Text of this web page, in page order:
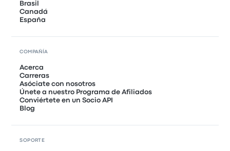
Brasil
Canadá
España
COMPAÑÍA
Acerca
Carreras
Asóciate con nosotros
Únete a nuestro Programa de Afiliados
Conviértete en un Socio API
Blog
SOPORTE